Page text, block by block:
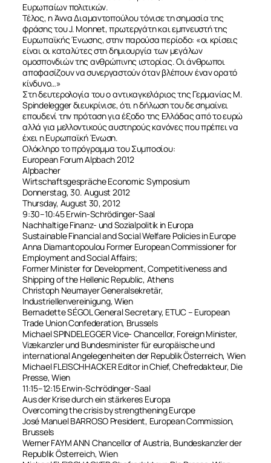
ΣΧΕΤΙΚΑ
ΝΕΑ
ΕΠΙΚΟΙΝΩΝΙΑ
Ευρωπαίων πολιτικών.
Τέλος, η Άννα Διαμαντοπούλου τόνισε τη σημασία της
φράσης του J. Monnet, πρωτεργάτη και εμπνευστή της
Ευρωπαϊκής Ένωσης, στην παρούσα περίοδο: «οι κρίσεις
είναι οι καταλύτες στη δημιουργία των μεγάλων
ομοσπονδιών της ανθρώπινης ιστορίας. Οι άνθρωποι
αποφασίζουν να συνεργαστούν όταν βλέπουν έναν ορατό
κίνδυνο…»
Στη δευτερολογία του ο αντικαγκελάριος της Γερμανίας M.
Spindelegger διευκρίνισε, ότι η δήλωση του δε σημαίνει
επουδενί την πρόταση για έξοδο της Ελλάδας από το ευρώ
αλλά για μελλοντικούς αυστηρούς κανόνες που πρέπει να
έχει η Ευρωπαϊκή Ένωση.
Ολόκληρο το πρόγραμμα του Συμποσίου:
European Forum Alpbach 2012
Alpbacher
Wirtschaftsgespräche Economic Symposium
Donnerstag, 30. August 2012
Thursday, August 30, 2012
9:30–10:45 Erwin-Schrödinger-Saal
Nachhaltige Finanz- und Sozialpolitik in Europa
Sustainable Financial and Social Welfare Policies in Europe
Anna Diamantopoulou Former European Commissioner for
Employment and Social Affairs;
Former Minister for Development, Competitiveness and
Shipping of the Hellenic Republic, Athens
Christoph Neumayer Generalsekretär,
Industriellenvereinigung, Wien
Bernadette SÉGOL General Secretary, ETUC – European
Trade Union Confederation, Brussels
Michael SPINDELEGGER Vice- Chancellor, Foreign Minister,
Vizekanzler und Bundesminister für europäische und
international Angelegenheiten der Republik Österreich, Wien
Michael FLEISCHHACKER Editor in Chief, Chefredakteur, Die
Presse, Wien
11:15–12:15 Erwin-Schrödinger-Saal
Aus der Krise durch ein stärkeres Europa
Overcoming the crisis by strengthening Europe
José Manuel BARROSO President, European Commission,
Brussels
Werner FAYM ANN Chancellor of Austria, Bundeskanzler der
Republik Österreich, Wien